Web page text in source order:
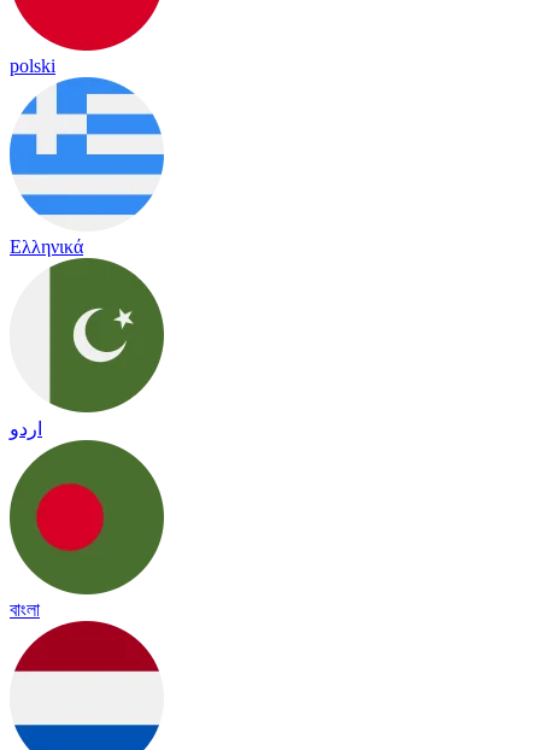
polski
Ελληνικά
اردو
বাংলা